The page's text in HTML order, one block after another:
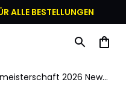
ALLE BESTELLUNGEN
2026 New